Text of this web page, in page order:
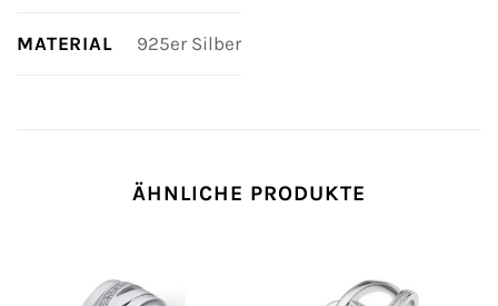
MATERIAL 925er Silber
ÄHNLICHE PRODUKTE